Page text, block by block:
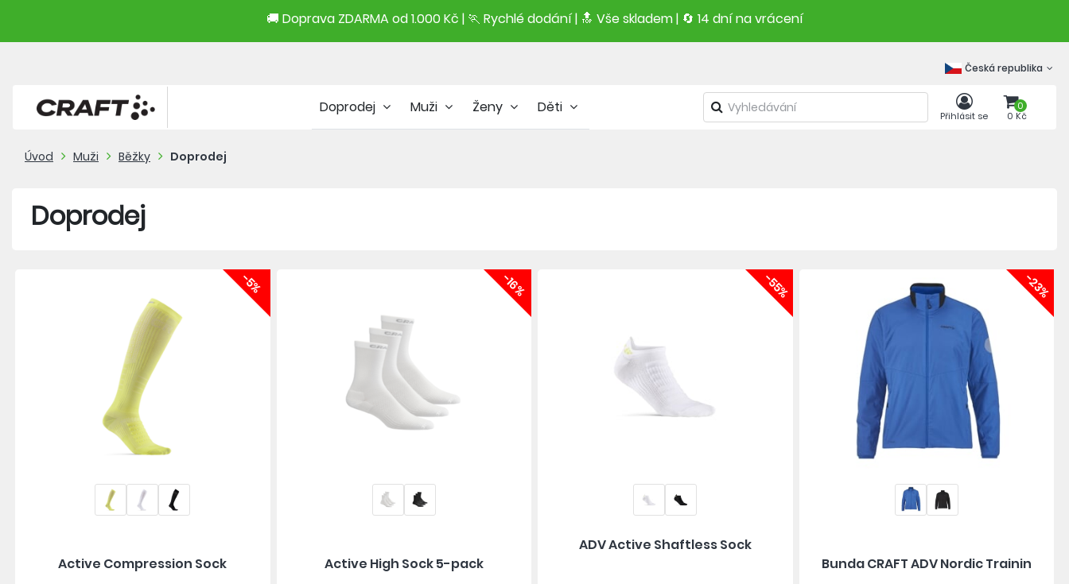
🚚 Doprava ZDARMA od 1.000 Kč | 🏃 Rychlé dodání | 🔝 Vše skladem | 🔄 14 dní na vrácení
Česká republika
Doprodej Muži Ženy Děti Přihlásit se
0
0 Kč
Úvod Muži Běžky Doprodej
Doprodej
-5%
Active Compression Sock
-16%
Active High Sock 5-pack
-55%
ADV Active Shaftless Sock
-23%
Bunda CRAFT ADV Nordic Trainin